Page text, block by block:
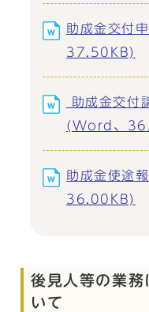
助成金交付
37.50KB)
助成金交付
(Word、
助成金使途
36.00KB)
後見人等の業務
いて